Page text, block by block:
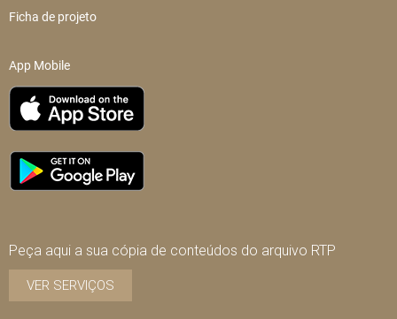
Ficha de projeto
App Mobile
Peça aqui a sua cópia de conteúdos do arquivo RTP
VER SERVIÇOS